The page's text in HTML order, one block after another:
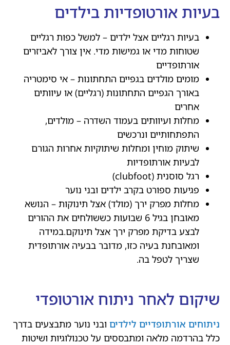
בעיות אורטופדיות בילדים
בעיות רגליים אצל ילדים – למשל כפות רגליים
שטוחות מדי או גמישות מדי. אין צורך לאביזרים
אורתופדיים
מומים מולדים בגפיים התחתונות – אי סימטריה
באורך הגפיים התחתונות (רגליים) או עיוותים
אחרים
מחלות ועיוותים בעמוד השדרה – מולדים,
התפתחותיים ונרכשים
שיתוק מוחין ומחלות שיתוקיות אחרות הגורם
לבעיות אורתופדיות
רגל סוסנית (clubfoot)
פגיעות ספורט בקרב ילדים ובני נוער
מחלות מפרק ירך (מולד) אצל תינוקות – הנושא
מאובחן בגיל 6 שבועות כששולחים את ההורים
לבצע בדיקת מפרק ירך אצל תינוקם.במידה
ומאובחנת בעיה כזו, מדובר בבעיה אורתופדית
שצריך לטפל בה.
שיקום לאחר ניתוח אורטופדי
ניתוחים אורתופדיים לילדים ובני נוער מתבצעים בדרך
כלל בהרדמה מלאה ומתבססים על טכנולוגיות ושיטות